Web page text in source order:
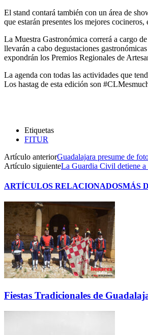
El stand contará también con un área de
que estarán presentes los mejores
La Muestra Gastronómica correrá a cargo
llevarán a cabo degustaciones
expondrán los Premios Regionales de
La agenda con todas las actividades que
Los hastag de esta edición son
Etiquetas
FITUR
Artículo anteriorGuadalajara presume de
Artículo siguienteLa Guardia Civil detiene a
ARTÍCULOS RELACIONADOSMÁS
Fiestas Tradicionales de